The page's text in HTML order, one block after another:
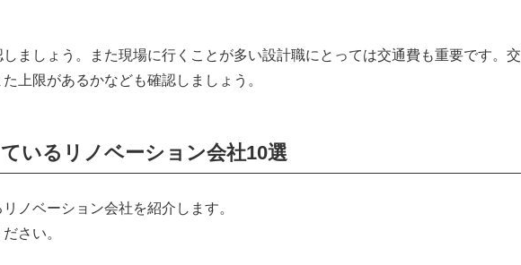
ましょう。また現場に行くことが多い設計職にとっては交通費も重要です。交
上限があるかなども確認しましょう。
いるリノベーション会社10選
ノベーション会社を紹介します。
さい。